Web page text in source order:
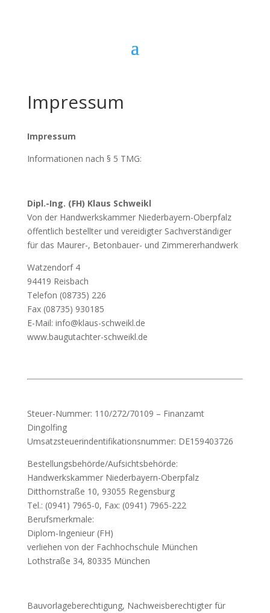
Impressum
Impressum
Informationen nach § 5 TMG:
Dipl.-Ing. (FH) Klaus Schweikl
Von der Handwerkskammer Niederbayern-Oberpfalz
öffentlich bestellter und vereidigter Sach­verständiger
für das Maurer-, Betonbauer- und Zimmererhandwerk
Watzendorf 4
94419 Reisbach
Telefon (08735) 226
Fax (08735) 930185
E-Mail: info@klaus-schweikl.de
www.baugutachter-schweikl.de
Steuer-Nummer: 110/272/70109 – Finanzamt
Dingolfing
Umsatzsteuerindentifikationsnummer: DE159403726
Bestellungsbehörde/Aufsichtsbehörde:
Handwerkskammer Niederbayern-Oberpfalz
Ditthornstraße 10, 93055 Regensburg
Tel.: (0941) 7965-0, Fax: (0941) 7965-222
Berufsmerkmale:
Diplom-Ingenieur (FH)
verliehen von der Fachhochschule München
Lothstraße 34, 80335 München
Bauvorlageberechtigung, Nachweisberechtigter für